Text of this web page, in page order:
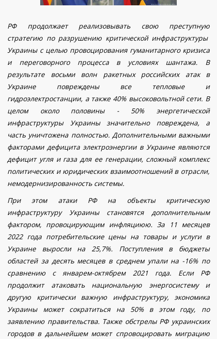
РФ продолжает реализовывать своюпреступную
стратегию по разрушению критической инфраструктуры
Украиныс целью провоцирования гуманитарного кризиса
и переговорного процесса в условиях шантажа. В
результате восьми волн ракетных российских атак в
Украине повреждены все тепловые и
гидроэлектростанции, а также 40% высоковольтной сети. В
целом около половины - 50% энергетической
инфраструктуры Украины значительно повреждена, а
часть уничтожена полностью. Дополнительными важными
факторами дефицита электроэнергии в Украине являются
дефицит угля и газа для ее генерации, сложный комплекс
политических и юридических взаимоотношений в отрасли,
немодернизированность системы.
При этом атаки РФ на объекты критическую
инфраструктуру Украины становятся дополнительным
фактором, провоцирующиминфляциюю. За 11 месяцев
2022 года потребительские цены на товары и услуги в
Украине выросли на 25,7%. Поступления в бюджеты
областей за десять месяцев в среднем упали на -16% по
сравнению с январем-октябрем 2021 года. Если РФ
продолжит атаковать национальную энергосистему и
другую критически важную инфраструктуру, экономика
Украины может сократиться на 50% в этом году, по
заявлению правительства. Также обстрелы РФ украинских
городов в дальнейшем может спровоцировать миграцию